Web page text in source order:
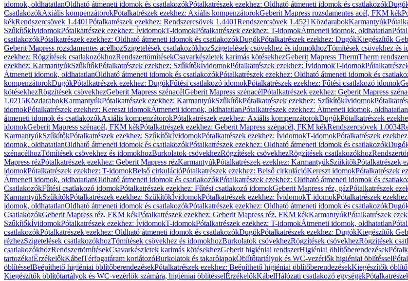
idomok, oldhatatlanOldható átmeneti idomok és csatlakozókPótalkatrészek ezekhez: Oldható átmeneti idomok és csatlakozók
CsatlakozókAxiális kompenzátorokPótalkatrészek ezekhez: Axiális kompenzátorokGeberit Mapress rozsdamentes acél, FKM kék
kékRendszercsövek 1.4401Pótalkatrészek ezekhez: Rendszercsövek 1.4401Rendszercsövek 1.4521KözdarabokKarmantyúk
SzűkítőkÍvidomokPótalkatrészek ezekhez: ÍvidomokT-idomokPótalkatrészek ezekhez: T-idomokÁtmeneti idomok, oldhatatlan
csatlakozókPótalkatrészek ezekhez: Oldható átmeneti idomok és csatlakozókDugókPótalkatrészek ezekhez: DugókKiegészítők
Geberit Mapress rozsdamentes acélhozSzigetelések csatlakozókhozSzigetelések csövekhez és idomokhozTömítések csövekhez és
ezekhez: Rögzítések csatlakozókhozRendszertömítésekCsavarkészletek karimás kötésekhezGeberit Mapress ThermTherm
ezekhez: KarmantyúkSzűkítőkPótalkatrészek ezekhez: SzűkítőkÍvidomokPótalkatrészek ezekhez: ÍvidomokT-idomok
Átmeneti idomok, oldhatatlanOldható átmeneti idomok és csatlakozókPótalkatrészek ezekhez: Oldható átmeneti idomok és
kompenzátorokDugókPótalkatrészek ezekhez: DugókFűtési csatlakozó idomokPótalkatrészek ezekhez: Fűtési csatlakozó idomok
kötésekhezRögzítések csövekhezGeberit Mapress szénacélGeberit Mapress szénacélPótalkatrészek ezekhez: Geberit Mapress
1.0215KözdarabokKarmantyúkPótalkatrészek ezekhez: KarmantyúkSzűkítőkPótalkatrészek ezekhez: SzűkítőkÍvidomok
idomokPótalkatrészek ezekhez: Kereszt idomokÁtmeneti idomok, oldhatatlanPótalkatrészek ezekhez: Átmeneti idomok, oldhatatlan
átmeneti idomok és csatlakozókAxiális kompenzátorokPótalkatrészek ezekhez: Axiális kompenzátorokDugókPótalkatrészek
idomokGeberit Mapress szénacél, FKM kékPótalkatrészek ezekhez: Geberit Mapress szénacél, FKM kékRendszercsövek 1.0034
KarmantyúkSzűkítőkPótalkatrészek ezekhez: SzűkítőkÍvidomokPótalkatrészek ezekhez: ÍvidomokT-idomokPótalkatrészek
idomok, oldhatatlanOldható átmeneti idomok és csatlakozókPótalkatrészek ezekhez: Oldható átmeneti idomok és csatlakozók
szénacélhozTömítések csövekhez és idomokhozBurkolatok csövekhezRögzítések csövekhezRögzítések csatlakozókhoz
Mapress rézPótalkatrészek ezekhez: Geberit Mapress rézKarmantyúkPótalkatrészek ezekhez: KarmantyúkSzűkítőkPótalkatrészek
idomokPótalkatrészek ezekhez: T-idomokBelső cirkulációPótalkatrészek ezekhez: Belső cirkulációKereszt idomokPótalkatrészek
Átmeneti idomok, oldhatatlanOldható átmeneti idomok és csatlakozókPótalkatrészek ezekhez: Oldható átmeneti idomok és
CsatlakozókFűtési csatlakozó idomokPótalkatrészek ezekhez: Fűtési csatlakozó idomokGeberit Mapress réz, gázPótalkatrészek
KarmantyúkSzűkítőkPótalkatrészek ezekhez: SzűkítőkÍvidomokPótalkatrészek ezekhez: ÍvidomokT-idomokPótalkatrészek
idomok, oldhatatlanOldható átmeneti idomok és csatlakozókPótalkatrészek ezekhez: Oldható átmeneti idomok és csatlakozók
CsatlakozókGeberit Mapress réz, FKM kékPótalkatrészek ezekhez: Geberit Mapress réz, FKM kékKarmantyúkPótalkatrészek
SzűkítőkÍvidomokPótalkatrészek ezekhez: ÍvidomokT-idomokPótalkatrészek ezekhez: T-idomokÁtmeneti idomok, oldhatatlan
csatlakozókPótalkatrészek ezekhez: Oldható átmeneti idomok és csatlakozókDugókPótalkatrészek ezekhez: DugókKiegészítők
rézhezSzigetelések csatlakozókhozTömítések csövekhez és idomokhozBurkolatok csövekhezRögzítések csövekhezRögzítések
csatlakozókhozRendszertömítésekCsavarkészletek karimás kötésekhezGeberit higiéniai rendszerHigiéniai öblítőberendezések
tartozékaiÉrzékelőkKábelTérfogatáram korlátozóBurkolatok és takarólapokÖblítőtartályok és WC-vezérlők higiéniai öblítéssel
öblítésselBeépíthető higiéniai öblítőberendezésekPótalkatrészek ezekhez: Beépíthető higiéniai öblítőberendezésekKiegészítők
Kiegészítők öblítőtartályok és WC-vezérlők számára, higiéniai öblítésselÉrzékelőkKábelHálózati csatlakozó egységek